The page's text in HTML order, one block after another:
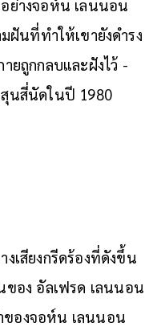
ย่างจอห์น เลนนอน
ฝันที่ทำให้เขายังดำรง
ยถูกกลบและฝังไว้ -
นสี่นัดในปี 1980
เสียงกรีดร้องที่ดังขึ้น
ของ อัลเฟรด เลนนอน
ของจอห์น เลนนอน